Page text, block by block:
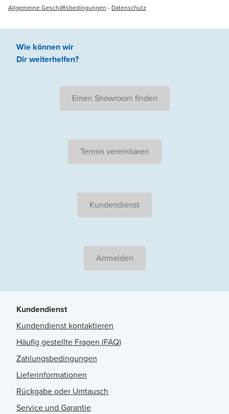
Allgemeine Geschäftsbedingungen - Datenschutz
Wie können wir
Dir weiterhelfen?
Einen Showroom finden
Termin vereinbaren
Kundendienst
Anmelden
Kundendienst
Kundendienst kontaktieren
Häufig gestellte Fragen (FAQ)
Zahlungsbedingungen
Lieferinformationen
Rückgabe oder Umtausch
Service und Garantie